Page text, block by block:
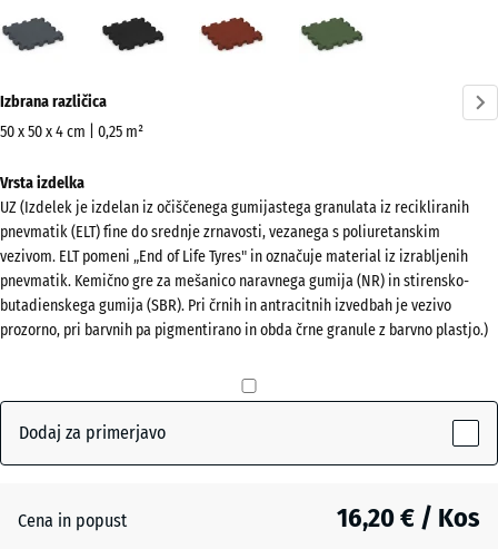
Skrilavosiva
(active)
rdeča
informacij
o
Prikaži
barvno
paleto
Skrilavosiva(active)
Opečno
Izbrana različica
50 x 50 x 4 cm | 0,25 m²
Dimenzije
za
pošiljanje
540
x
540
x
Izbrana
robom se
uporablja
Vrsta izdelka
UZ (Izdelek je izdelan iz očiščenega gumijastega granulata iz recikliranih
pnevmatik (ELT) fine do srednje zrnavosti, vezanega s poliuretanskim
vezivom. ELT pomeni „End of Life Tyres" in označuje material iz izrabljenih
pnevmatik. Kemično gre za mešanico naravnega gumija (NR) in stirensko-
butadienskega gumija (SBR). Pri črnih in antracitnih izvedbah je vezivo
prozorno, pri barvnih pa pigmentirano in obda črne granule z barvno plastjo.)
Dodaj za primerjavo
Cena in popust 16,20 € / Kos